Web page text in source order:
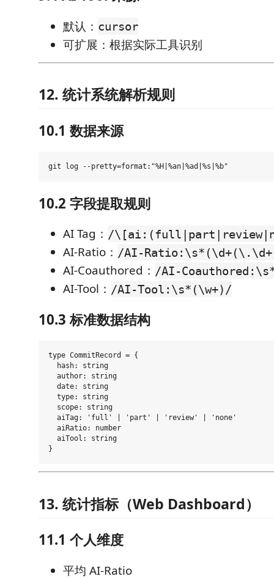
默认： cursor
可扩展：根据实际工具识别
12. 统计系统解析规则
10.1 数据来源
10.2 字段提取规则
AI Tag： /
AI-Ratio： /AI-
AI-Coauthored： /AI-
AI-Tool： /AI-Tool:\s*(\w+)/
10.3 标准数据结构
type CommitRecord = {
  hash: string
  author: string
  date: string
  type: string
  scope: string
  aiTag: 'full' | 'part' | 'review' | 'none'
  aiRatio: number
  aiTool: string
13. 统计指标（Web Dashboard）
11.1 个人维度
平均 AI-Ratio